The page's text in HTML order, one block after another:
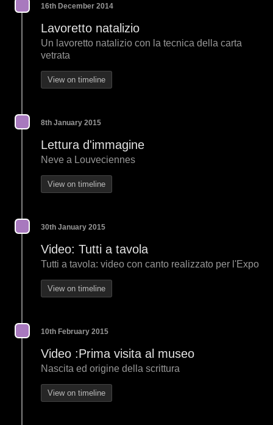
16th December 2014
Lavoretto natalizio
Un lavoretto natalizio con la tecnica della carta
vetrata
View on timeline
8th January 2015
Lettura d'immagine
Neve a Louveciennes
View on timeline
30th January 2015
Video: Tutti a tavola
Tutti a tavola: video con canto realizzato per l'Expo
View on timeline
10th February 2015
Video :Prima visita al museo
Nascita ed origine della scrittura
View on timeline